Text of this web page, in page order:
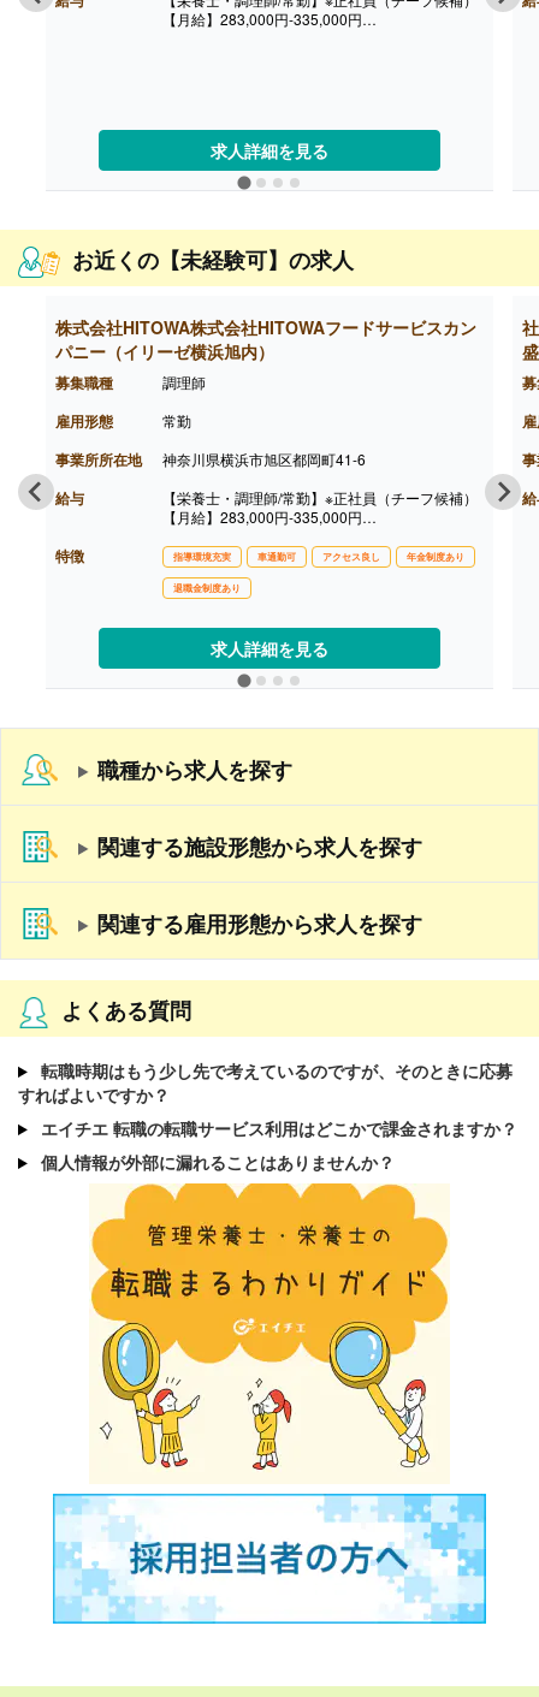
【月給】283,000円-335,000円
※マイカー通勤:片道2km以上（ガソリン代は規定
内支給）
【昇給】あり（年1回）
【退職金】あり
【栄養士・調理師/常勤】※正社員
【月給】261,500円-292,500円
※給与は経験に応じて決定します
※みなし時間外手当30時間分含む
【通勤手当】あり
※公共交通機関:上限30,000円/月
※マイカー通勤:片道2km以上（ガソリン代は規定
内支給）
【退職金】あり
求人詳細を見る
お近くの【未経験可】の求人
株式会社HITOWA株式会社HITOWAフードサービスカン
パニー（イリーゼ横浜旭内）
募集職種 調理師
雇用形態 常勤
事業所所在地 神奈川県横浜市旭区都岡町41-6
給与
【栄養士・調理師/常勤】※正社員（チーフ候補）
【月給】283,000円-335,000円
※みなし時間外手当30時間分含む
【賞与】年2回
【通勤手当】あり
※マイカー通勤:片道2km以上（ガソリン代は規定
内支給）
【昇給】あり（年1回）
【退職金】あり
【栄養士・調理師/常勤】※正社員
※給与は経験に応じて決定します
※みなし時間外手当30時間分含む
【賞与】年2回
※公共交通機関:上限30,000円/月
※マイカー通勤:片道2km以上（ガソリン代は規定
内支給）
【退職金】あり
特徴 指導環境充実 車通勤可 アクセス良し 年金制度あり
退職金制度あり
求人詳細を見る
盛
職種から求人を探す
関連する施設形態から求人を探す
関連する雇用形態から求人を探す
よくある質問
転職時期はもう少し先で考えているのですが、そのときに応募
すればよいですか？
エイチエ 転職の転職サービス利用はどこかで課金されますか？
個人情報が外部に漏れることはありませんか？